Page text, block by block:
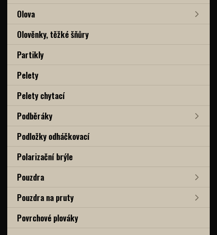
Olova
Olověnky, těžké šňůry
Partikly
Pelety
Pelety chytací
Podběráky
Podložky odháčkovací
Polarizační brýle
Pouzdra
Pouzdra na pruty
Povrchové plováky